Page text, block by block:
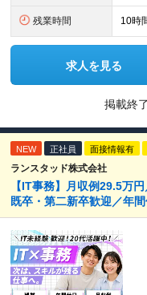
残業時間 10時
求人を見る
掲載終
NEW 正社員 面接情報有
ランスタッド株式会社
【IT事務】月収例29.5万
既卒・第二新卒歓迎／年